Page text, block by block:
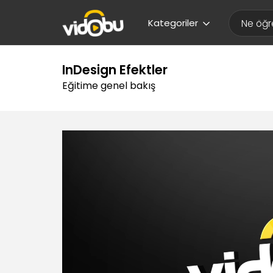
Kategoriler
InDesign Efektler
Eğitime genel bakış